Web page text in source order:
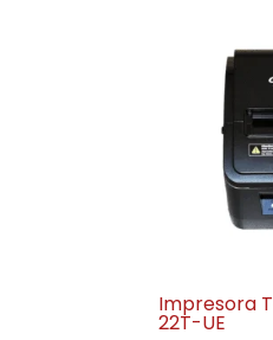
Impresora
22T-UE